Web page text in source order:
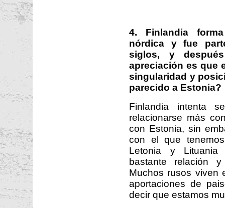
4. Finlandia
nórdica y fue
siglos, y
apreciación es que
singularidad y
parecido a Estonia?
Finlandia intenta
relacionarse más
con Estonia, sin
con el que
Letonia y Lituania
bastante relación
Muchos rusos viven
aportaciones de
decir que estamos